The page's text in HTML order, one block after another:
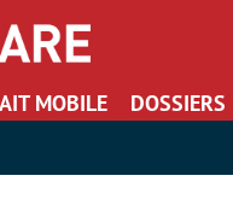
MOBILE DOSSIERS